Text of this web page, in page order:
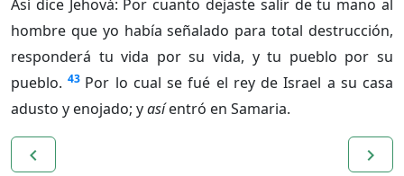
Así dice Jehová: Por cuanto dejaste salir de tu mano al
hombre que yo había señalado para total destrucción,
responderá tu vida por su vida, y tu pueblo por su
pueblo. 43 Por lo cual se fué el rey de Israel a su casa
adusto y enojado; yasíentró en Samaria.
navigate_before navigate_next